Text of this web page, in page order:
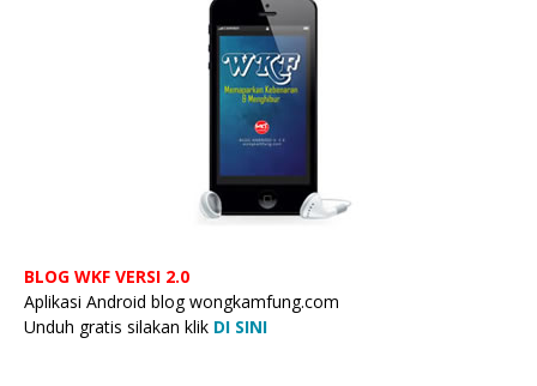
BLOG WKF VERSI 2.0
Aplikasi Android blog wongkamfung.com
Unduh gratis silakan klik DI SINI